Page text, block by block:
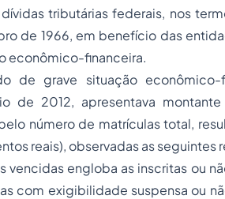
tributárias federais, nos
de 1966, em benefício das
econômico-financeira.
de grave situação econômico-
de 2012, apresentava
número de matrículas total,
reais), observadas as seguintes
engloba as inscritas ou
com exigibilidade suspensa ou